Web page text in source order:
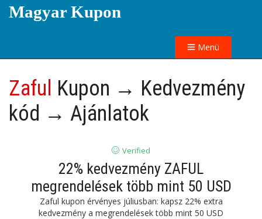
Magyar Kupon
Menü
Zaful Kupon → Kedvezmény
kód → Ajánlatok
Verified
22% kedvezmény ZAFUL
megrendelések több mint 50 USD
Zaful kupon érvényes júliusban: kapsz 22% extra
kedvezmény a megrendelések több mint 50 USD